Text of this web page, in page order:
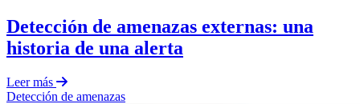
Detección de amenazas externas: una
historia de una alerta
Leer más
Detección de amenazas